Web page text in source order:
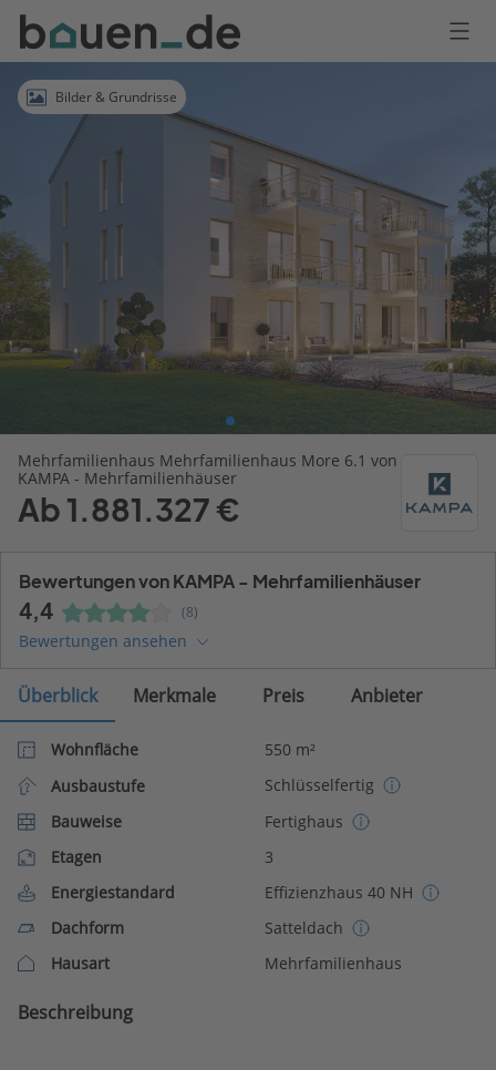
Bauen
Logo
AnmeldenBilder & Grundrisse
Mehrfamilienhaus Mehrfamilienhaus More 6.1 von
KAMPA - Mehrfamilienhäuser
Ab 1.881.327 €
Bewertungen von KAMPA - Mehrfamilienhäuser
4,4 (8)
Bewertungen ansehen
Überblick Merkmale Preis Anbieter
Wohnfläche
550 m²
Ausbaustufe
Schlüsselfertig
Bauweise
Fertighaus
Etagen
3
Energiestandard
Effizienzhaus 40 NH
Dachform
Satteldach
Hausart
Mehrfamilienhaus
Beschreibung